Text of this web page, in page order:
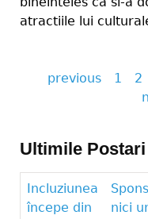
atractiile lui
Pages
previous
1 2
Ultimile Postari
Incluziunea
începe din
nici